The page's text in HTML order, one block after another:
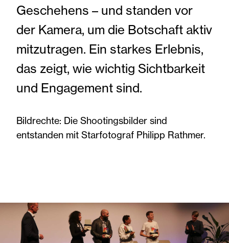
Geschehens – und standen vor
der Kamera, um die Botschaft aktiv
mitzutragen. Ein starkes Erlebnis,
das zeigt, wie wichtig Sichtbarkeit
und Engagement sind.
Bildrechte: Die Shootingsbilder sind
entstanden mit Starfotograf Philipp Rathmer.